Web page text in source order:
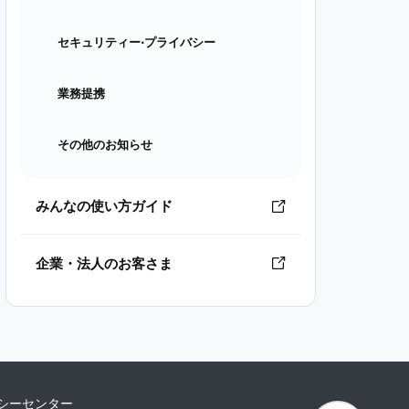
セキュリティー⋅プライバシー
業務提携
その他のお知らせ
みんなの使い方ガイド
企業・法人のお客さま
ーセンター